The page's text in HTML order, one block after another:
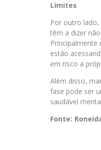
Limites
Por outro lado,
têm a dizer
estão
em risco a
Além disso,
fase pode ser
saudável
Fonte: